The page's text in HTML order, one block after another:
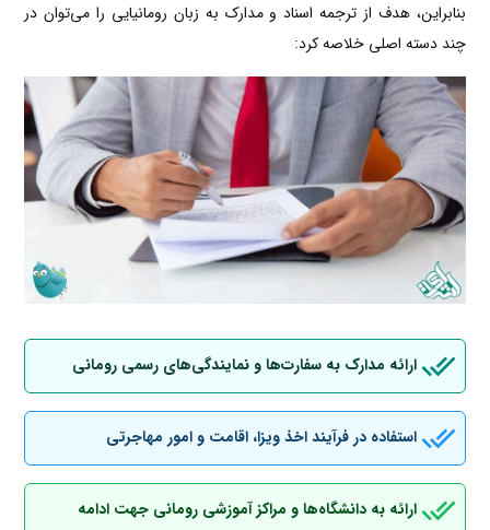
بنابراین، هدف از ترجمه اسناد و مدارک به زبان رومانیایی را می‌توان در
چند دسته اصلی خلاصه کرد:
ارائه مدارک به سفارت‌ها و نمایندگی‌های رسمی رومانی
استفاده در فرآیند اخذ ویزا، اقامت و امور مهاجرتی
ارائه به دانشگاه‌ها و مراکز آموزشی رومانی جهت ادامه